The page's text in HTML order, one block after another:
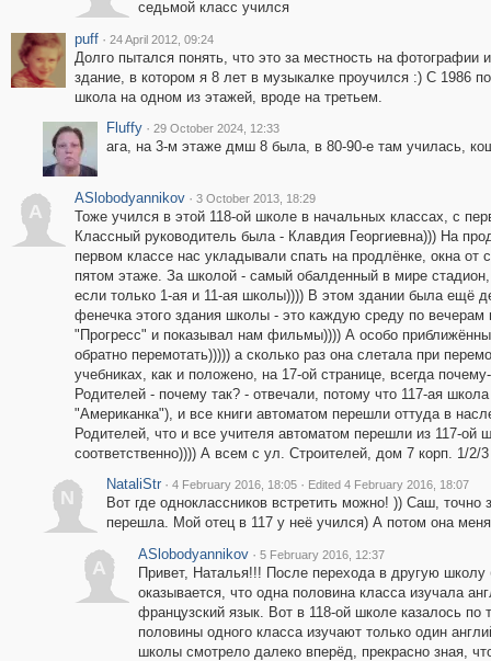
седьмой класс учился
puff · 24 April 2012, 09:24
Долго пытался понять, что это за местность на фотографии
здание, в котором я 8 лет в музыкалке проучился :) С 1986
школа на одном из этажей, вроде на третьем.
Fluffy · 29 October 2024, 12:33
ага, на 3-м этаже дмш 8 была, в 80-90-е там училась,
A
ASlobodyannikov · 3 October 2013, 18:29
Тоже учился в этой 118-ой школе в начальных классах, с
Классный руководитель была - Клавдия Георгиевна))) На
первом классе нас укладывали спать на продлёнке, окна от
пятом этаже. За школой - самый обалденный в мире
если только 1-ая и 11-ая школы)))) В этом здании была ещё
фенечка этого здания школы - это каждую среду по вечерам
"Прогресс" и показывал нам фильмы)))) А особо
обратно перемотать))))) а сколько раз она слетала при
учебниках, как и положено, на 17-ой странице, всегда
Родителей - почему так? - отвечали, потому что 117-ая
"Американка"), и все книги автоматом перешли оттуда в
Родителей, что и все учителя автоматом перешли из 117-ой
соответственно)))) А всем с ул. Строителей, дом 7 корп. 1/2/
N
NataliStr · 4 February 2016, 18:05 · Edited 4 February 2016, 18:07
Вот где одноклассников встретить можно! )) Саш,
перешла. Мой отец в 117 у неё учился) А потом она
A
ASlobodyannikov · 5 February 2016, 12:37
Привет, Наталья!!! После перехода в другую школу
оказывается, что одна половина класса изучала
французский язык. Вот в 118-ой школе казалось
половины одного класса изучают только один
школы смотрело далеко вперёд, прекрасно зная,